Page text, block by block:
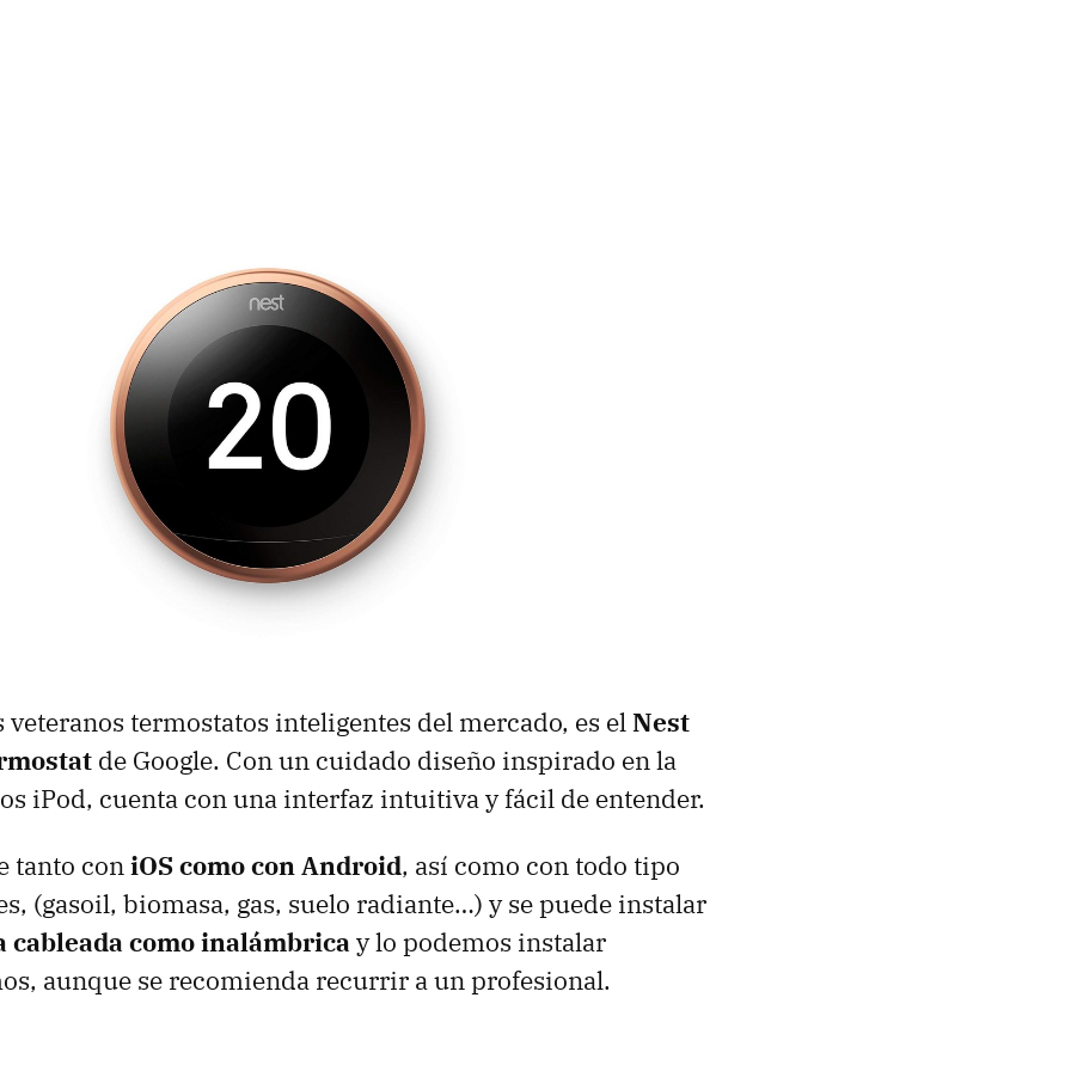
veteranos termostatos inteligentes del mercado, es elNest
de Google. Con un cuidado diseño inspirado en la
iPod, cuenta con una interfaz intuitiva y fácil de entender.
tanto coniOS como con Android, así como con todo tipo
(gasoil, biomasa, gas, suelo radiante…) y se puede instalar
cableada como inalámbrica y lo podemos instalar
aunque se recomienda recurrir a un profesional.